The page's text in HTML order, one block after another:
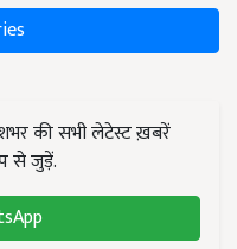
की सभी लेटेस्ट ख़बरें
से जुड़ें.